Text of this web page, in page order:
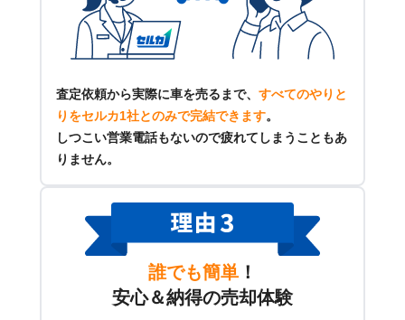
査定依頼から実際に車を売るまで、 すべてのやりと
りをセルカ1社とのみで完結できます。
しつこい営業電話もないので疲れてしまうこともあ
りません。
誰でも簡単 ！
安心＆納得の売却体験